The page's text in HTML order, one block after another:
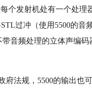
个发射机处有一个处理
过冲（使用5500的音
音频处理的立体声编码
府法规，5500的输出也